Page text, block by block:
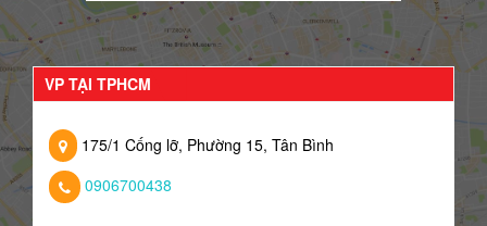
VP TẠI TPHCM
175/1 Cống lỡ, Phường 15, Tân Bình
0906700438